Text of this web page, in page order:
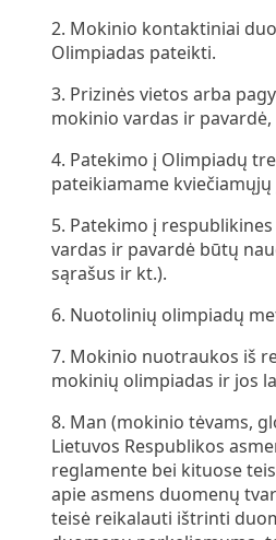
2. Mokinio kontaktiniai
Olimpiadas pateikti.
3. Prizinės vietos arba
mokinio vardas ir
4. Patekimo į Olimpiadų
pateikiamame kviečiamųjų
5. Patekimo į
vardas ir pavardė būtų
sąrašus ir kt.).
6. Nuotolinių olimpiadų
7. Mokinio nuotraukos iš
mokinių olimpiadas ir jos
8. Man (mokinio tėvams,
Lietuvos Respublikos
reglamente bei kituose
apie asmens duomenų
teisė reikalauti ištrinti